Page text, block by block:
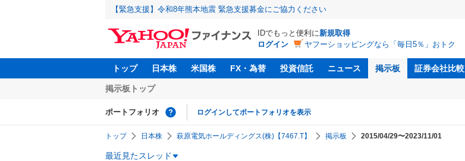
【緊急支援】令和8年熊本地震 緊急支援募金にご協力ください
IDでもっと便利に新規取得
ログイン
ヤフーショッピングなら「毎日5％」おトク
トップ 日本株 米国株 FX・為替 投資信託 ニュース 掲示板 証券会社比較
掲示板トップ
ポートフォリオ ログインしてポートフォリオを表示
トップ 日本株 萩原電気ホールディングス(株)【7467.T】 掲示板 2015/04/29〜2023/11/01
最近見たスレッド